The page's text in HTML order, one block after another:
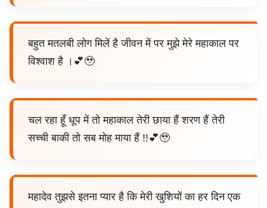
बहुत मतलबी लोग मिलें है जीवन में पर मुझे मेरे महाकाल पर
विश्वाश है ।💕🥹
चल रहा हूँ धूप में तो महाकाल तेरी छाया हैं शरण हैं तेरी
सच्ची बाकी तो सब मोह माया हैं !!💕🥹
महादेव तुझसे इतना प्यार है कि मेरी खुशियों का हर दिन एक